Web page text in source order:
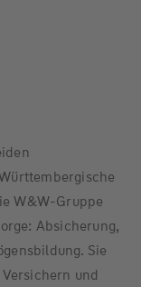
W&W-Gruppe
Absicherung,
Sie
und